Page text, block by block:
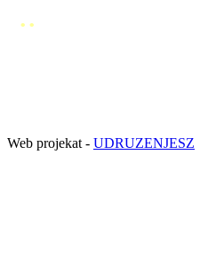
..
Web projekat - UDRUZENJESZ